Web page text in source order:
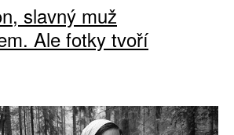
slavný muž
Ale fotky tvoří